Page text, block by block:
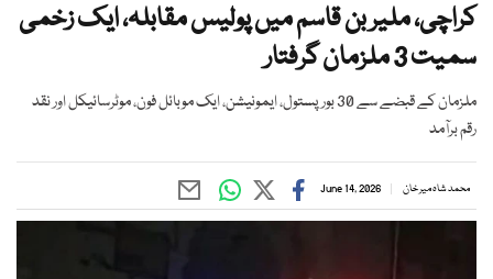
کراچی، ملیر بن قاسم میں پولیس مقابلہ، ایک زخمی
سمیت 3 ملزمان گرفتار
ملزمان کے قبضے سے 30 بور پستول، ایمونیشن، ایک موبائل فون، موٹرسائیکل اور نقد
رقم برآمد
محمد شاہ میر خان June 14, 2026